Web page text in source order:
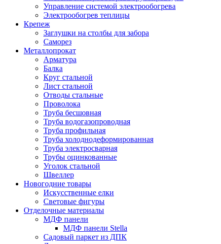
Управление системой электрообогрева
Электрообогрев теплицы
Крепеж
Заглушки на столбы для забора
Саморез
Металлопрокат
Арматура
Балка
Круг стальной
Лист стальной
Отводы стальные
Проволока
Труба бесшовная
Труба водогазопроводная
Труба профильная
Труба холоднодеформированная
Труба электросварная
Трубы оцинкованные
Уголок стальной
Швеллер
Новогодние товары
Искусственные елки
Световые фигуры
Отделочные материалы
МДФ панели
МДФ панели Stella
Садовый паркет из ДПК